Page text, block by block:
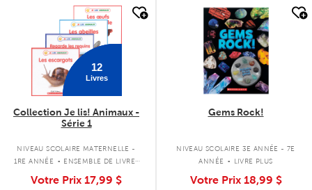
12
Livres
Collection Je lis! Animaux -
Série 1
NIVEAU SCOLAIRE MATERNELLE -
1RE ANNÉE . ENSEMBLE DE LIVRES
Votre Prix 17,99 $
quick look
Gems Rock!
NIVEAU SCOLAIRE 3E ANNÉE - 7E
ANNÉE . LIVRE PLUS
Votre Prix 18,99 $